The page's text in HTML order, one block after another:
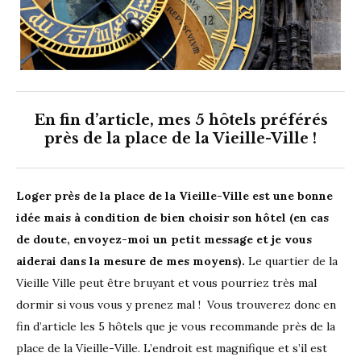
En fin d’article, mes 5 hôtels préférés
près de la place de la Vieille-Ville !
Loger près de la place de la Vieille-Ville est une bonne
idée mais à condition de bien choisir son hôtel (en cas
de doute, envoyez-moi un petit message et je vous
aiderai dans la mesure de mes moyens). Le quartier de la
Vieille Ville peut être bruyant et vous pourriez très mal
dormir si vous vous y prenez mal ! Vous trouverez donc en
fin d’article les 5 hôtels que je vous recommande près de la
place de la Vieille-Ville. L’endroit est magnifique et s’il est